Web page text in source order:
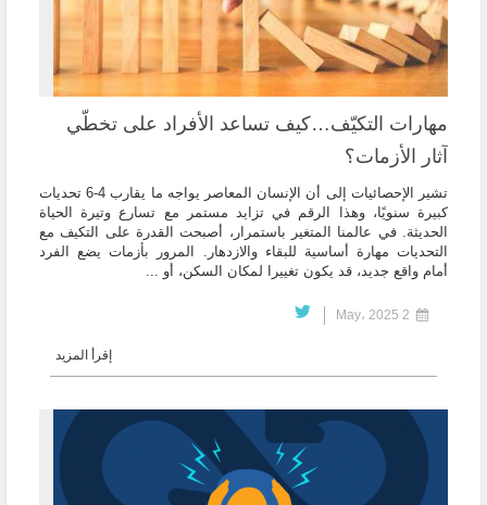
مهارات التكيّف…كيف تساعد الأفراد على تخطّي
آثار الأزمات؟
تشير الإحصائيات إلى أن الإنسان المعاصر يواجه ما يقارب 4-6 تحديات
كبيرة سنويًا، وهذا الرقم في تزايد مستمر مع تسارع وتيرة الحياة
الحديثة. في عالمنا المتغير باستمرار، أصبحت القدرة على التكيف مع
التحديات مهارة أساسية للبقاء والازدهار. المرور بأزمات يضع الفرد
أمام واقع جديد، قد يكون تغييرا لمكان السكن، أو ...
إقرأ المزيد